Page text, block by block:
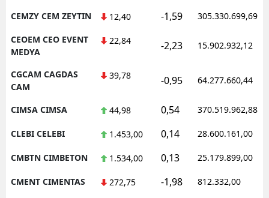
CEMZY CEM ZEYTIN 12,40 -1,59 305.330.699,69
CEOEM CEO EVENT
MEDYA
22,84 -2,23 15.902.932,12
CGCAM CAGDAS
CAM
39,78 -0,95 64.277.660,44
CIMSA CIMSA 44,98 0,54 370.519.962,88
CLEBI CELEBI 1.453,00 0,14 28.600.161,00
CMBTN CIMBETON 1.534,00 0,13 25.179.899,00
CMENT CIMENTAS 272,75 -1,98 812.332,00